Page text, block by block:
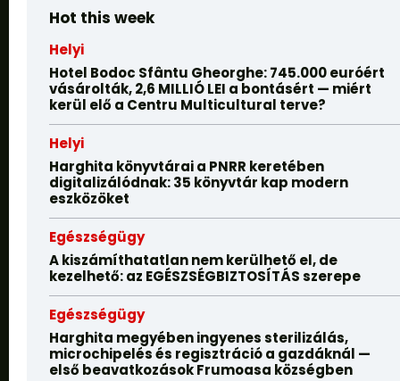
Hot this week
Helyi
Hotel Bodoc Sfântu Gheorghe: 745.000 euróért
vásárolták, 2,6 MILLIÓ LEI a bontásért — miért
kerül elő a Centru Multicultural terve?
Helyi
Harghita könyvtárai a PNRR keretében
digitalizálódnak: 35 könyvtár kap modern
eszközöket
Egészségügy
A kiszámíthatatlan nem kerülhető el, de
kezelhető: az EGÉSZSÉGBIZTOSÍTÁS szerepe
Egészségügy
Harghita megyében ingyenes sterilizálás,
microchipelés és regisztráció a gazdáknál —
első beavatkozások Frumoasa községben